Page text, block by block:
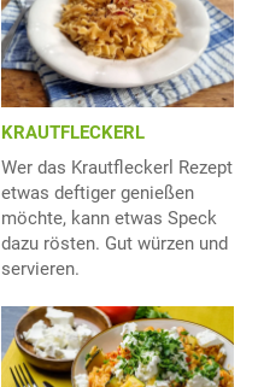
KRAUTFLECKERL
Wer das Krautfleckerl Rezept
etwas deftiger genießen
möchte, kann etwas Speck
dazu rösten. Gut würzen und
servieren.